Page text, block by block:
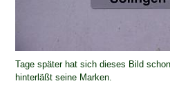
Tage später hat sich dieses Bild
hinterläßt seine Marken.